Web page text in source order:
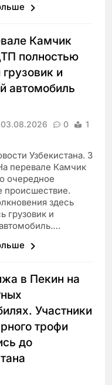
Камчик
полностью
грузовик и
автомобиль
03.08.2026 0
1
Узбекистана. 3
перевале Камчик
очередное
происшествие.
здесь
грузовик и
в Пекин на
Участники
трофи
до